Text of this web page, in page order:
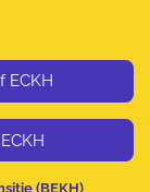
ECKH
(BEKH)